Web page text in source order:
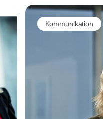
områder i driften fra
2015. Men
en positiv udvikling.
Kommunikation